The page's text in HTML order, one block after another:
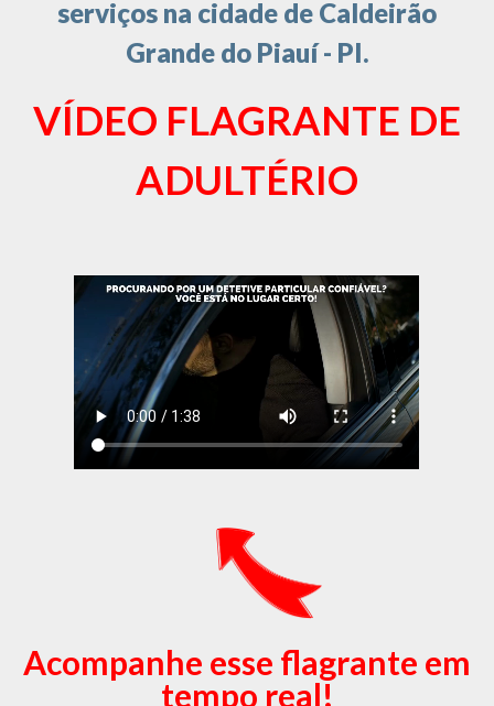
serviços na cidade de Caldeirão
Grande do Piauí - PI.
VÍDEO FLAGRANTE DE
ADULTÉRIO
Acompanhe esse flagrante em
tempo real!